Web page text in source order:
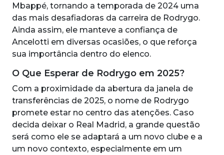
Mbappé, tornando a temporada de 2024 uma
das mais desafiadoras da carreira de Rodrygo.
Ainda assim, ele manteve a confiança de
Ancelotti em diversas ocasiões, o que reforça
sua importância dentro do elenco.
O Que Esperar de Rodrygo em 2025?
Com a proximidade da abertura da janela de
transferências de 2025, o nome de Rodrygo
promete estar no centro das atenções. Caso
decida deixar o Real Madrid, a grande questão
será como ele se adaptará a um novo clube e a
um novo contexto, especialmente em um